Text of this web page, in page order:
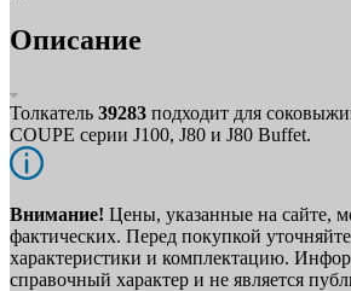
Описание
Толкатель 39283 подходит для
COUPE серии J100, J80 и J80 Buffet.
Внимание! Цены, указанные на сайте,
фактических. Перед покупкой
характеристики и комплектацию.
справочный характер и не является